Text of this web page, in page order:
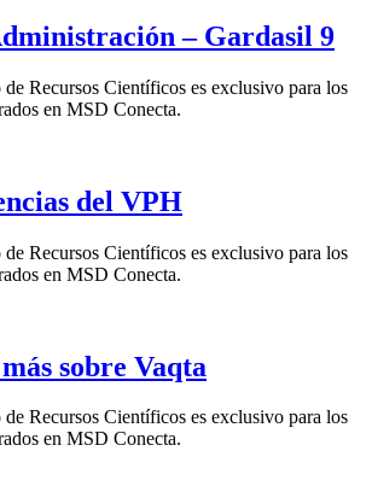
– Gardasil 9
de Recursos Científicos es exclusivo para los
en MSD Conecta.
del VPH
de Recursos Científicos es exclusivo para los
en MSD Conecta.
sobre Vaqta
de Recursos Científicos es exclusivo para los
en MSD Conecta.